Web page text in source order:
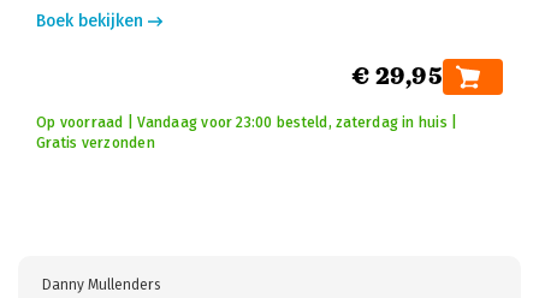
Boek bekijken
€ 29,95
Op voorraad | Vandaag voor 23:00 besteld, zaterdag in huis |
Gratis verzonden
Danny Mullenders